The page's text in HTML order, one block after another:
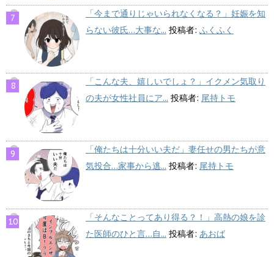
「今まで通りじゃいられなくなる？」妊娠を知
らない彼氏…大事な... 投稿者: ふくふく
「こんな夫、嬉しいでしょ？」イクメン気取り
の夫が女性社員にア... 投稿者: 尾持トモ
「俺たちは十分いい夫だ」妻任せの男たちが意
気投合…家事から逃... 投稿者: 尾持トモ
「そんなことってあり得る？！」高熱の娘を診
た医師のひと言…自... 投稿者: あおば